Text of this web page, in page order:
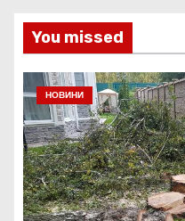
You missed
НОВИНИ